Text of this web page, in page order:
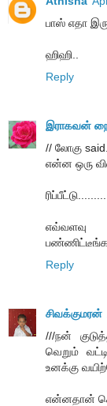
பாஸ் எதா
ஹிஹி..
Reply
இராகவன்
// லோகு
என்ன ஒரு
எவ்வளவு
Reply
சிவக்குமரன்
///நன்
வெறும்
உனக்கு
என்னதான்